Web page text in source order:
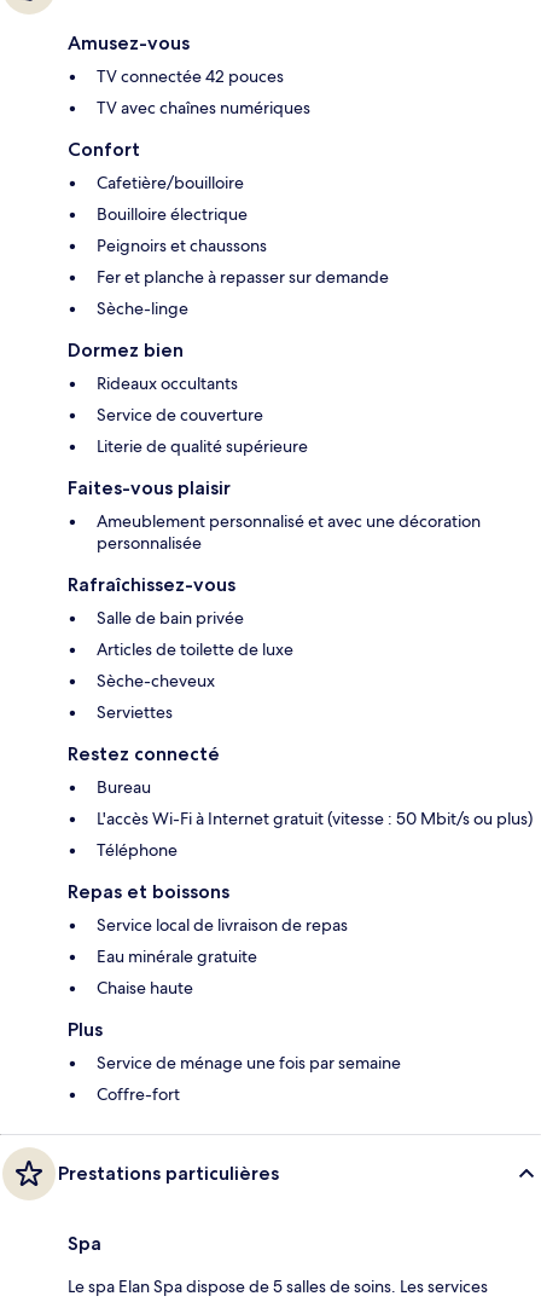
Amusez-vous
TV connectée 42 pouces
TV avec chaînes numériques
Confort
Cafetière/bouilloire
Bouilloire électrique
Peignoirs et chaussons
Fer et planche à repasser sur demande
Sèche-linge
Dormez bien
Rideaux occultants
Service de couverture
Literie de qualité supérieure
Faites-vous plaisir
Ameublement personnalisé et avec une décoration
personnalisée
Rafraîchissez-vous
Salle de bain privée
Articles de toilette de luxe
Sèche-cheveux
Serviettes
Restez connecté
Bureau
L'accès Wi-Fi à Internet gratuit (vitesse : 50 Mbit/s ou plus)
Téléphone
Repas et boissons
Service local de livraison de repas
Eau minérale gratuite
Chaise haute
Plus
Service de ménage une fois par semaine
Coffre-fort
Prestations particulières
Spa
Le spa Elan Spa dispose de 5 salles de soins. Les services